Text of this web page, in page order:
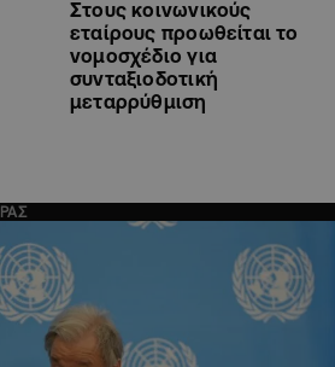
Στους κοινωνικούς
εταίρους προωθείται το
νομοσχέδιο για
συνταξιοδοτική
μεταρρύθμιση